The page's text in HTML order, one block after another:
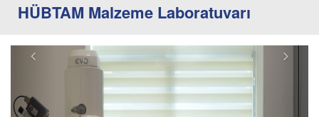
HÜBTAM Malzeme Laboratuvarı